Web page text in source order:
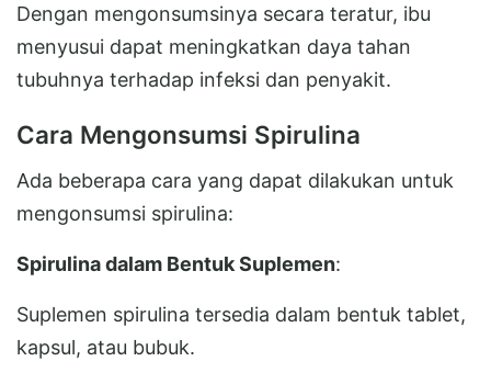
Dengan mengonsumsinya secara teratur, ibu
menyusui dapat meningkatkan daya tahan
tubuhnya terhadap infeksi dan penyakit.
Cara Mengonsumsi Spirulina
Ada beberapa cara yang dapat dilakukan untuk
mengonsumsi spirulina:
Spirulina dalam Bentuk Suplemen:
Suplemen spirulina tersedia dalam bentuk tablet,
kapsul, atau bubuk.